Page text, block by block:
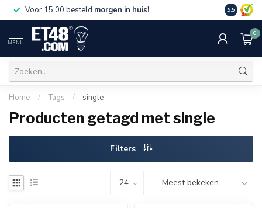
Voor 15:00 besteld morgen in huis! Gratis
€75,-.
9.5
MENU
0
Home / Tags / single
Producten getagd met single
Filters